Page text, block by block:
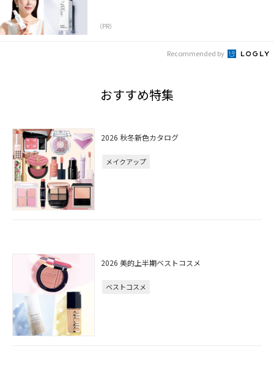
（PR）
Recommended by
おすすめ特集
2026 秋冬新色カタログ
メイクアップ
2026 美的上半期ベストコスメ
ベストコスメ